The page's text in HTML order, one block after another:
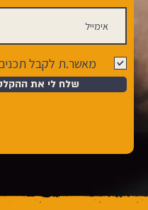
מאשר.ת לקבל
שלח לי את